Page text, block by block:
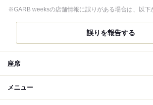
※GARB weeksの店舗情報に誤りがある場合は、以下
誤りを報告する
座席
メニュー